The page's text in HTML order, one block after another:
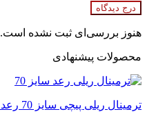
درج دیدگاه
هنوز بررسی‌ای ثبت نشده است.
محصولات پیشنهادی
ترمینال ریلی پیچی سایز 70 رعد مدل RTP70